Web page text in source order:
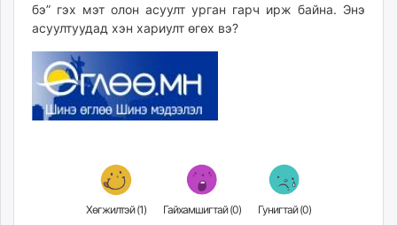
бэ” гэх мэт олон асуулт урган гарч ирж байна. Энэ
асуултуудад хэн хариулт өгөх вэ?
Хөгжилтэй (1) Гайхамшигтай (0) Гунигтай (0)